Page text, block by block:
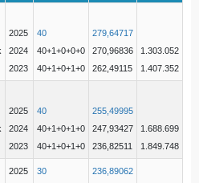
2025
2024
2023
40
40+1+0+0+0
40+1+0+1+0
279,64717
270,96836
262,49115
1.303.052
1.407.352
2025
2024
2023
40
40+1+0+1+0
40+1+0+1+0
255,49995
247,93427
236,82511
1.688.699
1.849.748
2025
30
236,89062